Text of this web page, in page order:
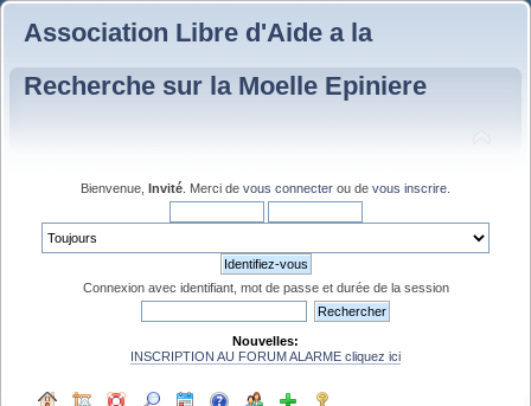
Association Libre d'Aide a la
Recherche sur la Moelle Epiniere
Bienvenue, Invité . Merci de vous connecter ou de vous inscrire
Connexion avec identifiant, mot de passe et durée de la session
Nouvelles:
INSCRIPTION AU FORUM ALARME cliquez ici